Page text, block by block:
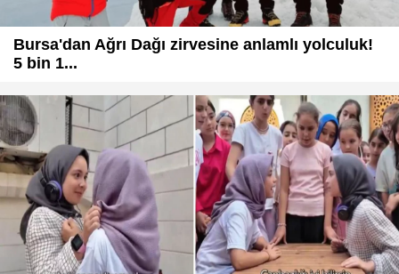
Bursa'dan Ağrı Dağı zirvesine anlamlı yolculuk!
5 bin 1...